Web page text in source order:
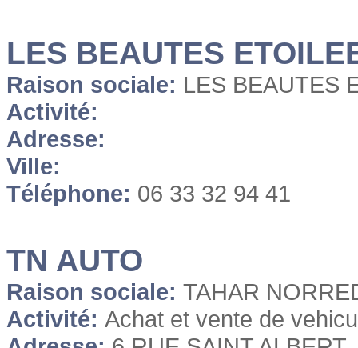
LES BEAUTES
Raison sociale: LES BEAUTES
Activité:
Adresse:
Ville:
Téléphone: 06 33 32 94 41
TN AUTO
Raison sociale: TAHAR
Activité: Achat et vente de